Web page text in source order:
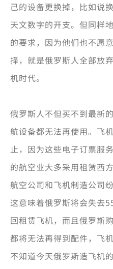
己的设备更换掉，比如说
天文数字的开支。但同样
的要求，因为他们也不愿
择，就是俄罗斯人全部放
机时代。
俄罗斯人不但买不到最新
航设备都无法再使用。飞
止，因为这些电子订票服
的航空业大多采用租赁西
航空公司和飞机制造公司
这意味着俄罗斯将会失去
回租赁飞机，而且俄罗斯
都将无法再得到配件，飞
不知道今天俄罗斯造飞机